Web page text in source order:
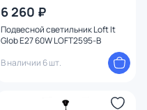
6 260 ₽
Подвесной светильник Loft It
Glob E27 60W LOFT2595-B
В наличии 6 шт.